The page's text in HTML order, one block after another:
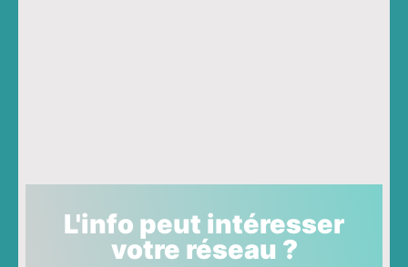
L'info peut intéresser
votre réseau ?